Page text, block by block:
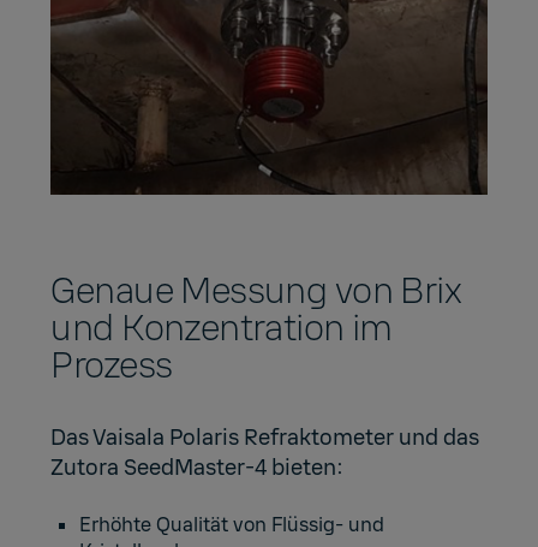
Genaue Messung von Brix
und Konzentration im
Prozess
Das Vaisala Polaris Refraktometer und das
Zutora SeedMaster-4 bieten:
Erhöhte Qualität von Flüssig- und